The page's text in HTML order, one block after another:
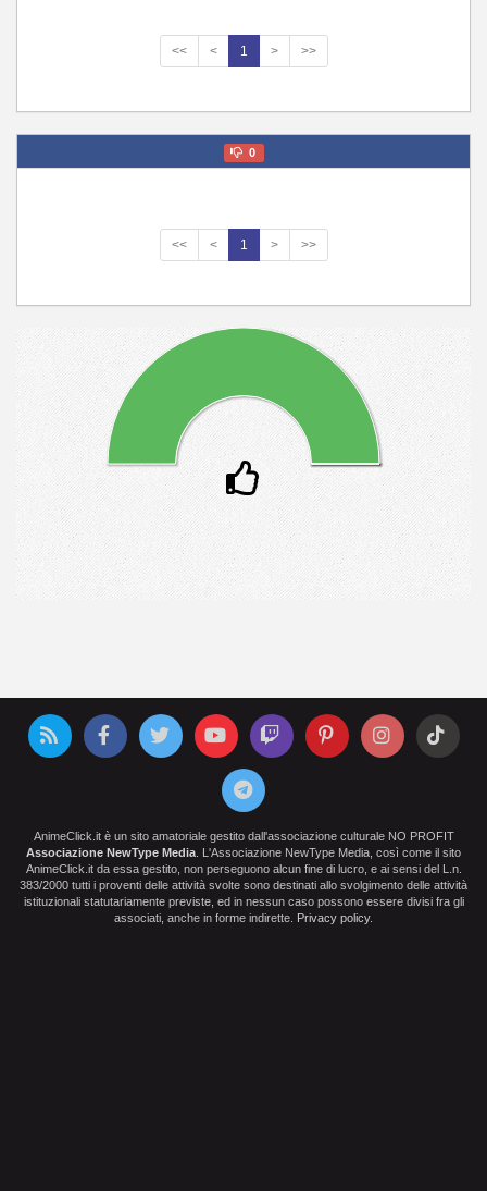
<< < 1 > >>
0
<< < 1 > >>
AnimeClick.it è un sito amatoriale gestito dall'associazione culturale NO PROFIT
Associazione NewType Media . L'Associazione NewType Media, così come il sito
AnimeClick.it da essa gestito, non perseguono alcun fine di lucro, e ai sensi del L.n.
383/2000 tutti i proventi delle attività svolte sono destinati allo svolgimento delle attività
istituzionali statutariamente previste, ed in nessun caso possono essere divisi fra gli
associati, anche in forme indirette. Privacy policy.